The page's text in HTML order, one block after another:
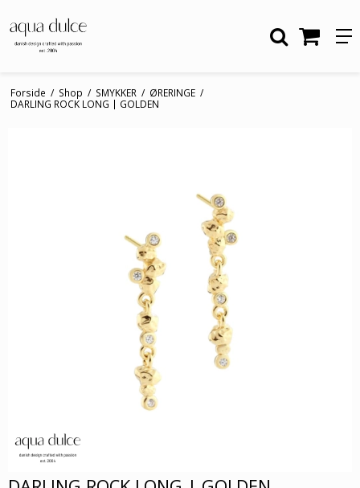
Forside / Shop / SMYKKER / ØRERINGE /
DARLING ROCK LONG | GOLDEN